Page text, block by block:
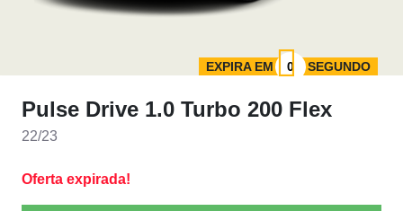
EXPIRA EM SEGUNDO
Pulse Drive 1.0 Turbo 200 Flex
22/23
Oferta expirada!